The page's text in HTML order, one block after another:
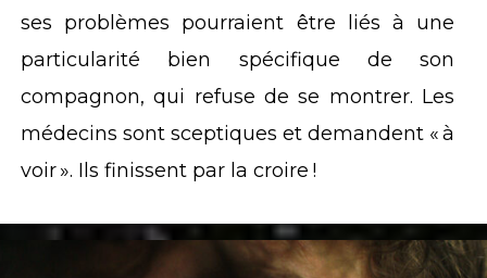
ses problèmes pourraient être liés à une
particularité bien spécifique de son
compagnon, qui refuse de se montrer. Les
médecins sont sceptiques et demandent « à
voir ». Ils finissent par la croire !